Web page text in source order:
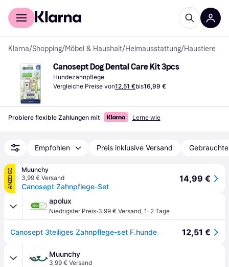
Für Shopper
Klarna/Shopping/Möbel & Haushalt/Heimausstattung/Haustiere
Canosept Dog Dental Care Kit 3pcs
Hundezahnpflege
Vergleiche Preise von12,51 €bis16,99 €
Probiere flexible Zahlungen mit Lerne wie
Empfohlen Preis inklusive Versand
ANZEIGE
Muunchy
3,99 € Versand
Canosept Zahnpflege-Set
14,99 €
apolux
Niedrigster Preis·3,99 € Versand, 1–2 Tage
Canosept 3teiliges Zahnpflege-set F.hunde 12,51 €
Muunchy
3,99 € Versand